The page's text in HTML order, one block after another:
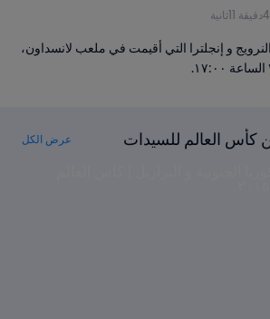
و إنجلترا التي أقيمت في ملعب لانسداون،
العالم للسيدات
عرض الكل